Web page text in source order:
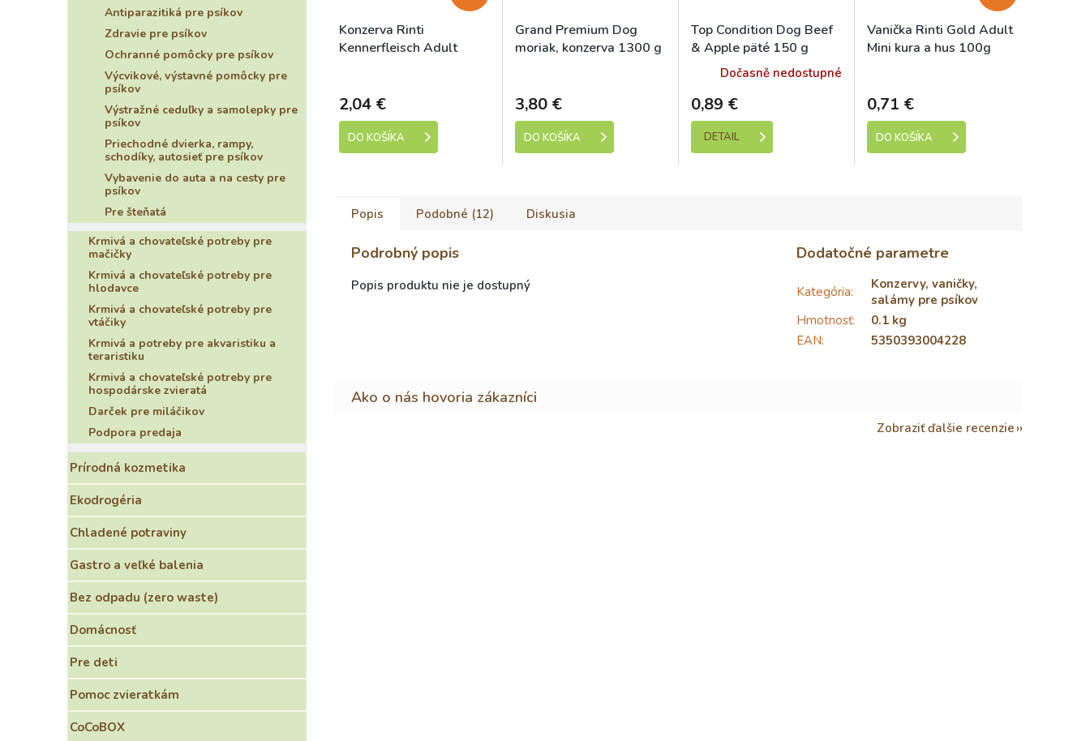
Antiparazitiká pre psíkov
Zdravie pre psíkov
Ochranné pomôcky pre psíkov
Výcvikové, výstavné pomôcky pre
psíkov
Výstražné ceduľky a samolepky pre
psíkov
Priechodné dvierka, rampy,
schodíky, autosieť pre psíkov
Vybavenie do auta a na cesty pre
psíkov
Pre šteňatá
Krmivá a chovateľské potreby pre
mačičky
Krmivá a chovateľské potreby pre
hlodavce
Krmivá a chovateľské potreby pre
vtáčiky
Krmivá a potreby pre akvaristiku a
teraristiku
Krmivá a chovateľské potreby pre
hospodárske zvieratá
Darček pre miláčikov
Podpora predaja
Prírodná kozmetika
Ekodrogéria
Chladené potraviny
Gastro a veľké balenia
Bez odpadu (zero waste)
Domácnosť
Pre deti
Pomoc zvieratkám
CoCoBOX
Konzerva Rinti
Kennerfleisch Adult
2,04 €
DO KOŠÍKA
Grand Premium Dog
moriak, konzerva 1300 g
3,80 €
DO KOŠÍKA
Top Condition Dog Beef
& Apple päté 150 g
Dočasně nedostupné
0,89 €
DETAIL
Vanička Rinti Gold Adult
Mini kura a hus 100g
0,71 €
DO KOŠÍKA
Popis Podobné (12) Diskusia
Podrobný popis
Popis produktu nie je dostupný
Dodatočné parametre
Kategória:
Konzervy, vaničky,
salámy pre psíkov
Hmotnosť:
0.1 kg
EAN: 5350393004228
Zobraziť ďalšie recenzie